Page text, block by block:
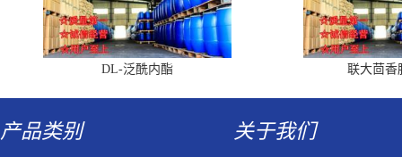
DL-泛酰内酯 联大茴香
产品类别 关于我们